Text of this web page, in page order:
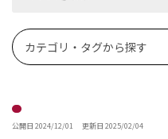
カテゴリ・タグから探す
公開日 2024/12/01 更新日 2025/02/04